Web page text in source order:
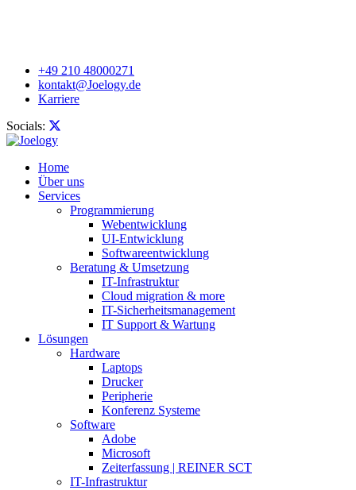
+49 210 48000271
kontakt@Joelogy.de
Karriere
Socials:
Home
Über uns
Services
Programmierung
Webentwicklung
UI-Entwicklung
Softwareentwicklung
Beratung & Umsetzung
IT-Infrastruktur
Cloud migration & more
IT-Sicherheitsmanagement
IT Support & Wartung
Lösungen
Hardware
Laptops
Drucker
Peripherie
Konferenz Systeme
Software
Adobe
Microsoft
Zeiterfassung | REINER SCT
IT-Infrastruktur